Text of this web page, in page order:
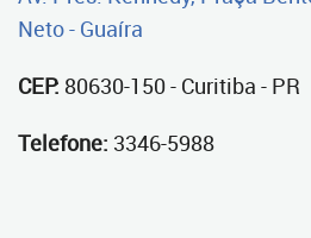
Neto - Guaíra
CEP: 80630-150 - Curitiba - PR
Telefone: 3346-5988